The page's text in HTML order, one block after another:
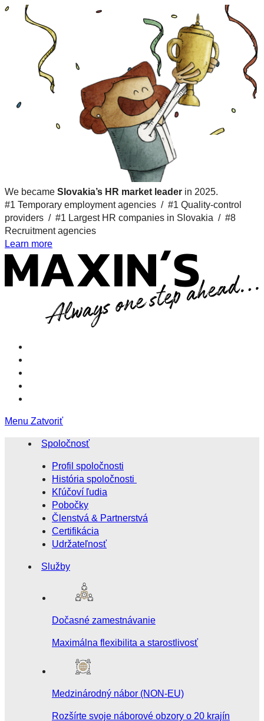
We became Slovakia’s HR market leader in 2025.
#1 Temporary employment agencies / #1 Quality-control
providers / #1 Largest HR companies in Slovakia / #8
Recruitment agencies
Learn more
Menu Zatvoriť
Spoločnosť
Profil spoločnosti
História spoločnosti
Kľúčoví ľudia
Pobočky
Členstvá & Partnerstvá
Certifikácia
Udržateľnosť
Služby
Dočasné zamestnávanie
Maximálna flexibilita a starostlivosť
Medzinárodný nábor (NON-EU)
Rozšírte svoje náborové obzory o 20 krajín